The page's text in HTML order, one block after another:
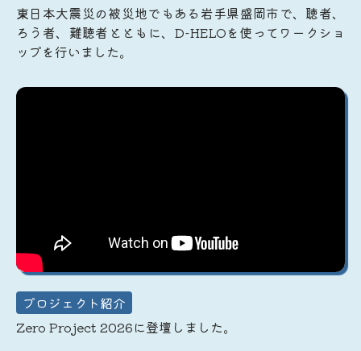
東日本大震災の被災地でもある岩手県盛岡市で、聴者、
ろう者、難聴者とともに、D-HELOを使ってワークショ
ップを行いました。
プロジェクト紹介
Zero Project 2026に登壇しました。